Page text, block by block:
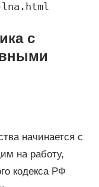
с
начинается с
на работу,
кодекса РФ